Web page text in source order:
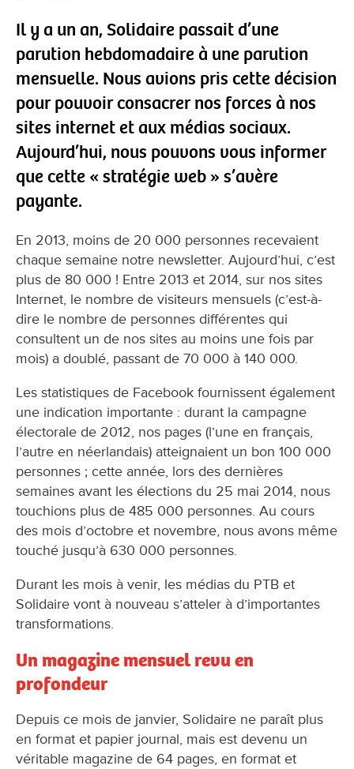
Il y a un an, Solidaire passait d’une
parution hebdomadaire à une parution
mensuelle. Nous avions pris cette décision
pour pouvoir consacrer nos forces à nos
sites internet et aux médias sociaux.
Aujourd’hui, nous pouvons vous informer
que cette « stratégie web » s’avère
payante.
En 2013, moins de 20 000 personnes recevaient
chaque semaine notre newsletter. Aujourd’hui, c’est
plus de 80 000 ! Entre 2013 et 2014, sur nos sites
Internet, le nombre de visiteurs mensuels (c’est-à-
dire le nombre de personnes différentes qui
consultent un de nos sites au moins une fois par
mois) a doublé, passant de 70 000 à 140 000.
Les statistiques de Facebook fournissent également
une indication importante : durant la campagne
électorale de 2012, nos pages (l’une en français,
l’autre en néerlandais) atteignaient un bon 100 000
personnes ; cette année, lors des dernières
semaines avant les élections du 25 mai 2014, nous
touchions plus de 485 000 personnes. Au cours
des mois d’octobre et novembre, nous avons même
touché jusqu’à 630 000 personnes.
Durant les mois à venir, les médias du PTB et
Solidaire vont à nouveau s’atteler à d’importantes
transformations.
Un magazine mensuel revu en
profondeur
Depuis ce mois de janvier, Solidaire ne paraît plus
en format et papier journal, mais est devenu un
véritable magazine de 64 pages, en format et